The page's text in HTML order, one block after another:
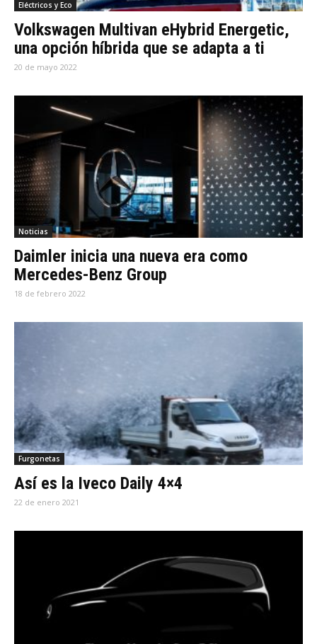
Eléctricos y Eco
Volkswagen Multivan eHybrid Energetic,
una opción híbrida que se adapta a ti
20 de mayo 2022
Noticias
Daimler inicia una nueva era como
Mercedes-Benz Group
18 de febrero 2022
Furgonetas
Así es la Iveco Daily 4×4
22 de enero 2021